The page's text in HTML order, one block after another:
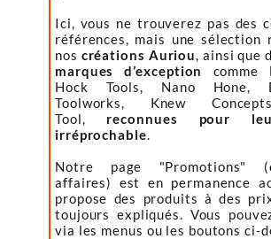
Ici, vous ne trouverez pas des
références, mais une sélection
nos créations Auriou, ainsi que
marques d’exception
comme
Hock Tools, Nano Hone,
Toolworks, Knew
Tool, reconnues pour
irréprochable.
Notre page "Promotions"
affaires) est en permanence
propose des produits à des
toujours expliqués. Vous
via les menus ou les boutons ci-